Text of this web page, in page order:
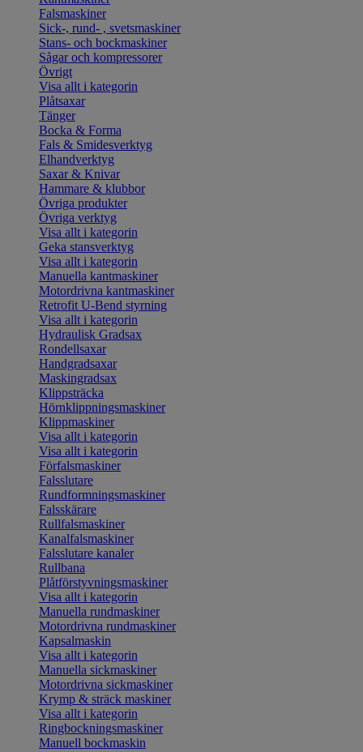
Falsmaskiner
Sick-, rund- , svetsmaskiner
Stans- och bockmaskiner
Sågar och kompressorer
Övrigt
Visa allt i kategorin
Plåtsaxar
Tänger
Bocka & Forma
Fals & Smidesverktyg
Elhandverktyg
Saxar & Knivar
Hammare & klubbor
Övriga produkter
Övriga verktyg
Visa allt i kategorin
Geka stansverktyg
Visa allt i kategorin
Manuella kantmaskiner
Motordrivna kantmaskiner
Retrofit U-Bend styrning
Visa allt i kategorin
Hydraulisk Gradsax
Rondellsaxar
Handgradsaxar
Maskingradsax
Klippsträcka
Hörnklippningsmaskiner
Klippmaskiner
Visa allt i kategorin
Visa allt i kategorin
Förfalsmaskiner
Falsslutare
Rundformningsmaskiner
Falsskärare
Rullfalsmaskiner
Kanalfalsmaskiner
Falsslutare kanaler
Rullbana
Plåtförstyvningsmaskiner
Visa allt i kategorin
Manuella rundmaskiner
Motordrivna rundmaskiner
Kapsalmaskin
Visa allt i kategorin
Manuella sickmaskiner
Motordrivna sickmaskiner
Krymp & sträck maskiner
Visa allt i kategorin
Ringbockningsmaskiner
Manuell bockmaskin